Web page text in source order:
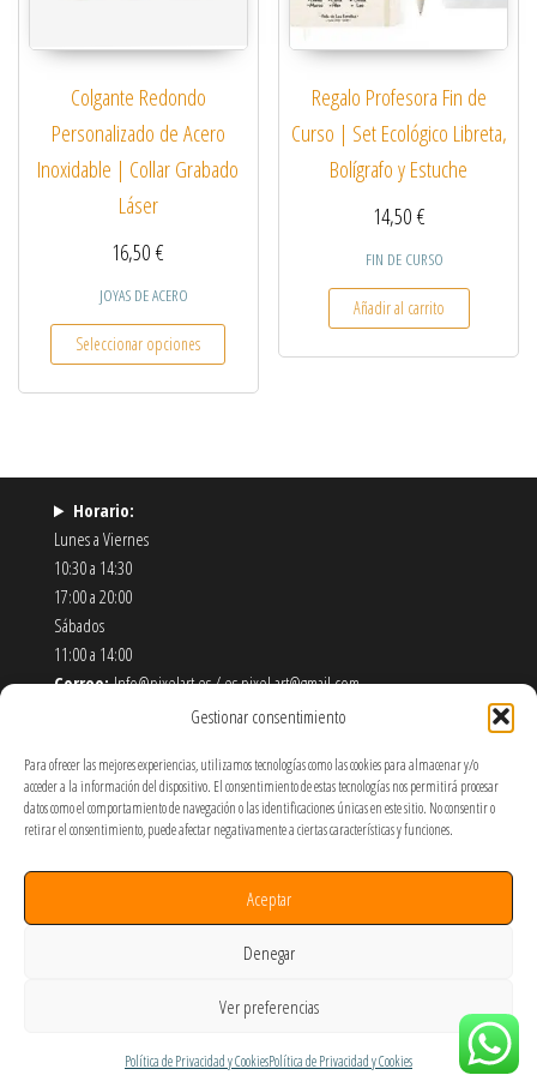
Gestionar consentimiento
Para ofrecer las mejores experiencias, utilizamos tecnologías como las cookies para almacenar y/o
acceder a la información del dispositivo. El consentimiento de estas tecnologías nos permitirá procesar
datos como el comportamiento de navegación o las identificaciones únicas en este sitio. No consentir o
retirar el consentimiento, puede afectar negativamente a ciertas características y funciones.
Aceptar
Denegar
Ver preferencias
Política de Privacidad y CookiesPolítica de Privacidad y Cookies
Colgante Redondo
Personalizado de Acero
Inoxidable | Collar Grabado
Láser
16,50€
JOYAS DE ACERO
Seleccionar opciones
Este producto tiene múltiples variantes. Las
Regalo Profesora Fin de
Curso | Set Ecológico Libreta,
Bolígrafo y Estuche
14,50€
FIN DE CURSO
Añadir al carrito
Horario:
Lunes a Viernes
10:30 a 14:30
17:00 a 20:00
Sábados
11:00 a 14:00
Correo:Info@pixelart.es / es.pixel.art@gmail.com
910 56 55 72
Móstoles-Madrid
Política de Envíos y Devoluciones